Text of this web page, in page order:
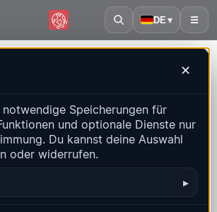
DE ▾ ☰
✕
Speicherungen für
und optionale Dienste nur
Du kannst deine Auswahl
oder widerrufen.
▸
und aktuelle Ereignisse
Neueste in diesem Land